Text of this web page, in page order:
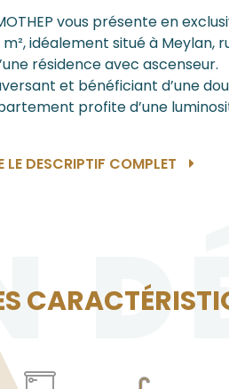
vous présente en
m², idéalement situé à Meylan,
résidence avec ascenseur.
et bénéficiant d’une
profite d’une
LE DESCRIPTIF COMPLET